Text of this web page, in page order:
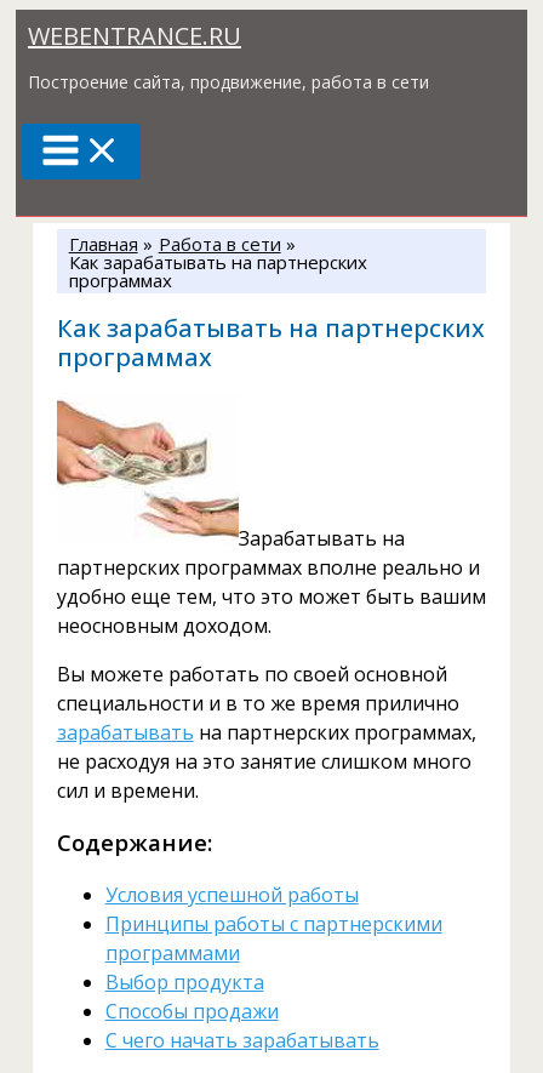
Перейти
содержимому
WEBENTRANCE.RU
Построение сайта, продвижение, работа в сети
Главная Работа в сети
Как зарабатывать на партнерских
программах
Как зарабатывать на партнерских
программах
Зарабатывать на
партнерских программах вполне реально и
удобно еще тем, что это может быть вашим
неосновным доходом.
Вы можете работать по своей основной
специальности и в то же время прилично
зарабатывать на партнерских программах,
не расходуя на это занятие слишком много
сил и времени.
Содержание:
Условия успешной работы
Принципы работы с партнерскими
программами
Выбор продукта
Способы продажи
С чего начать зарабатывать